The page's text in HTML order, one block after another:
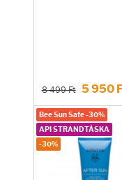
8 499 Ft 5 950
Bee Sun Safe -30%
API STRANDTÁSKA
-30%
Napozás után